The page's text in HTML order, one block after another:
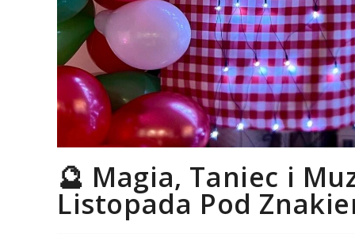
🔮 Magia, Taniec i
Listopada Pod